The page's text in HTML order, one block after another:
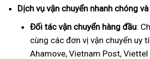
Dịch vụ vận chuyển nhanh chóng
Đối tác vận chuyển hàng đầu:
cùng các đơn vị vận chuyển uy
Ahamove, Vietnam Post, Viettel